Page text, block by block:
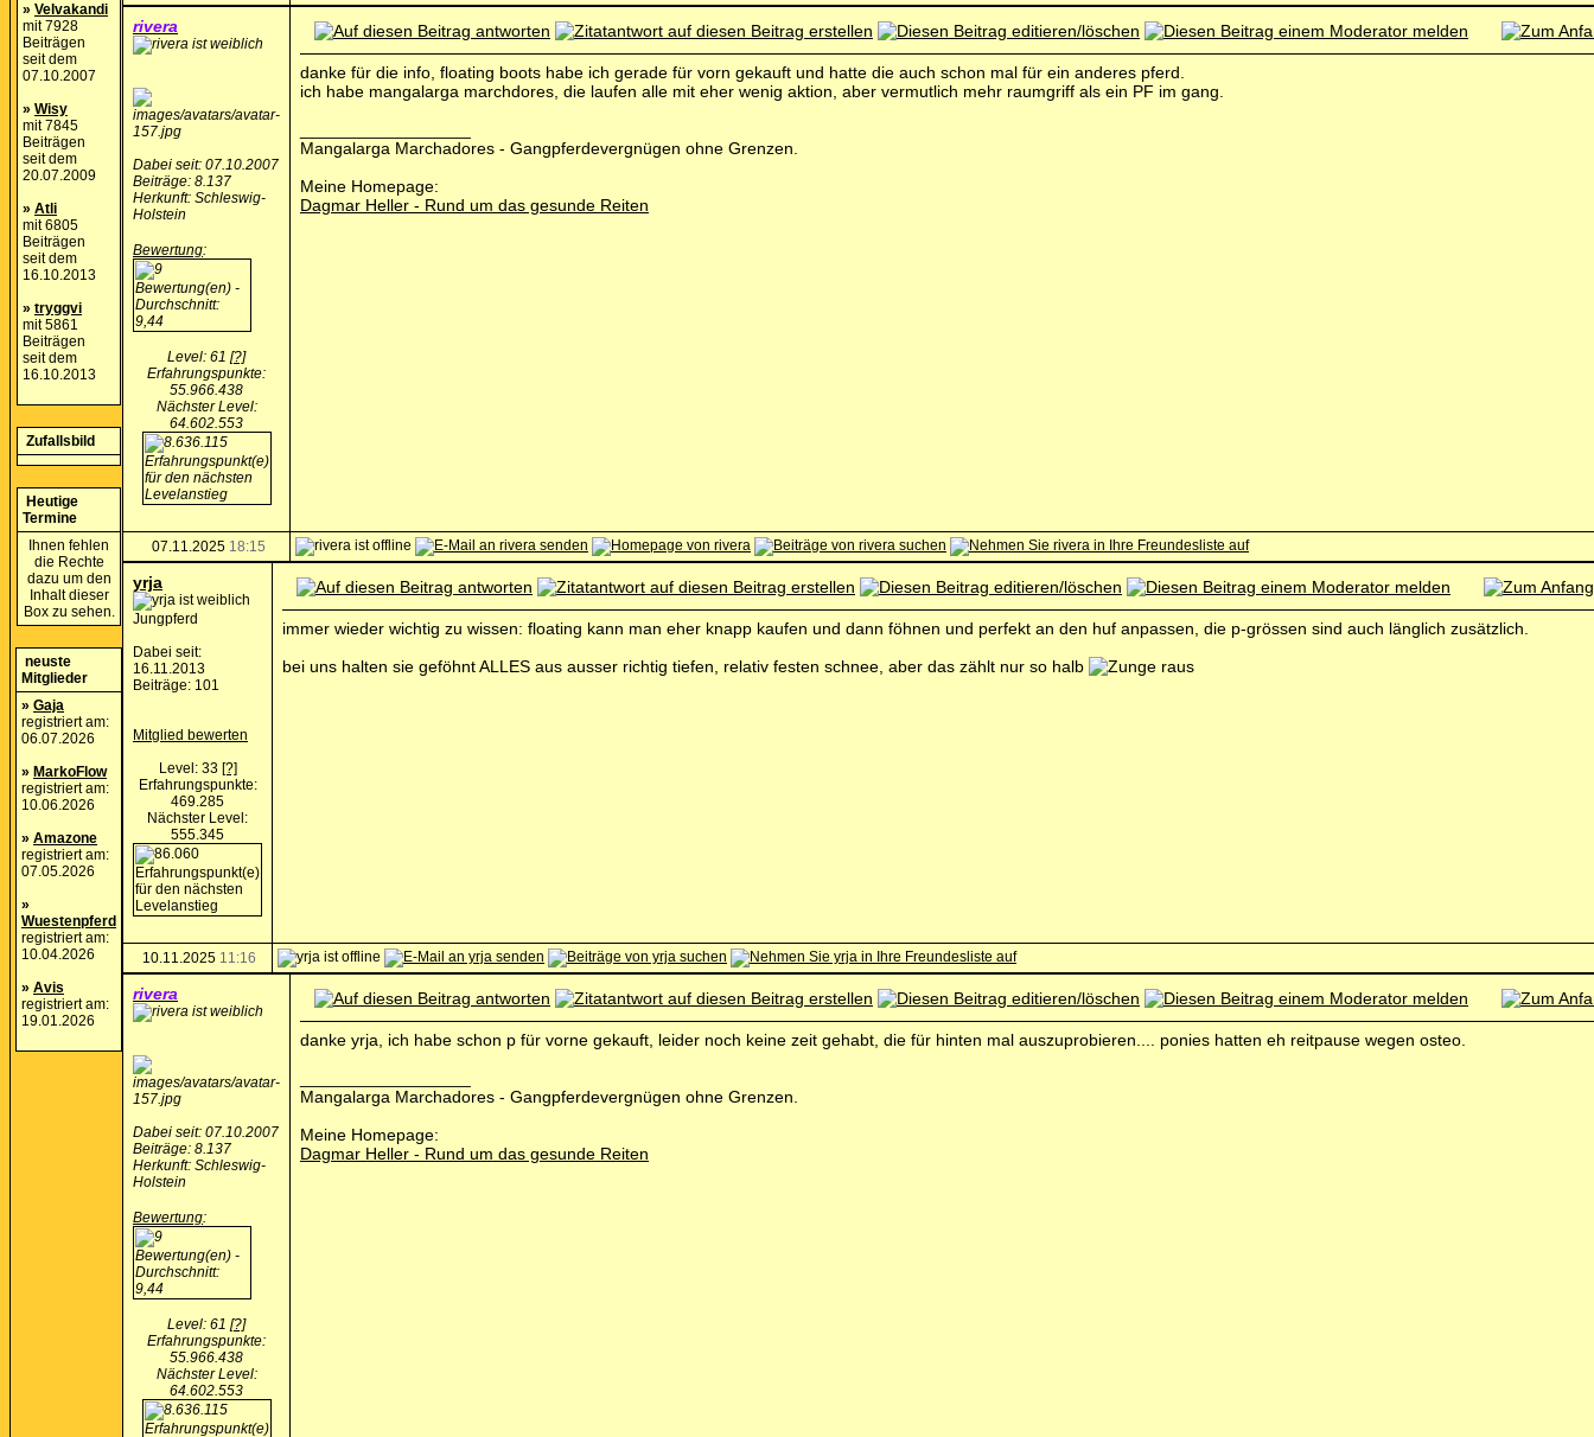
» Velvakandi
mit 7928
Beiträgen
seit dem
07.10.2007
» Wisy
mit 7845
Beiträgen
seit dem
20.07.2009
» Atli
mit 6805
Beiträgen
seit dem
16.10.2013
» tryggvi
mit 5861
Beiträgen
seit dem
16.10.2013
Zufallsbild
Heutige
Termine
Ihnen fehlen
die Rechte
dazu um den
Inhalt dieser
Box zu sehen.
neuste
Mitglieder
» Gaja
registriert am:
06.07.2026
» MarkoFlow
registriert am:
10.06.2026
» Amazone
registriert am:
07.05.2026
»
Wuestenpferd
registriert am:
10.04.2026
» Avis
registriert am:
19.01.2026
rivera
Dabei seit: 07.10.2007
Beiträge: 8.137
Herkunft: Schleswig-
Holstein
Bewertung:
Level: 61 [?]
Erfahrungspunkte:
55.966.438
Nächster Level:
64.602.553
danke für die info, floating boots habe ich gerade für vorn gekauft und hatte die auch schon mal für ein anderes pferd.
ich habe mangalarga marchdores, die laufen alle mit eher wenig aktion, aber vermutlich mehr raumgriff als ein PF im gang.
Mangalarga Marchadores - Gangpferdevergnügen ohne Grenzen.
Meine Homepage:
Dagmar Heller - Rund um das gesunde Reiten
07.11.2025 18:15
yrja
Jungpferd
Dabei seit:
16.11.2013
Beiträge: 101
Mitglied bewerten
Level: 33 [?]
Erfahrungspunkte:
469.285
Nächster Level:
555.345
immer wieder wichtig zu wissen: floating kann man eher knapp kaufen und dann föhnen und perfekt an den huf anpassen, die p-grössen sind auch länglich zusätzlich.
bei uns halten sie geföhnt ALLES aus ausser richtig tiefen, relativ festen schnee, aber das zählt nur so halb
10.11.2025 11:16
rivera
Dabei seit: 07.10.2007
Beiträge: 8.137
Herkunft: Schleswig-
Holstein
Bewertung:
Level: 61 [?]
Erfahrungspunkte:
55.966.438
Nächster Level:
64.602.553
danke yrja, ich habe schon p für vorne gekauft, leider noch keine zeit gehabt, die für hinten mal auszuprobieren.... ponies hatten eh reitpause wegen osteo.
Mangalarga Marchadores - Gangpferdevergnügen ohne Grenzen.
Meine Homepage:
Dagmar Heller - Rund um das gesunde Reiten